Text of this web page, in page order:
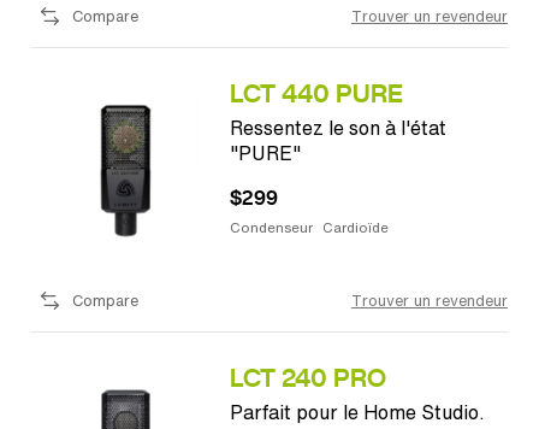
Compare Trouver un revendeur
LCT 440 PURE
Ressentez le son à l'état
"PURE"
$299
Condenseur Cardioïde
Compare Trouver un revendeur
LCT 240 PRO
Parfait pour le Home Studio.